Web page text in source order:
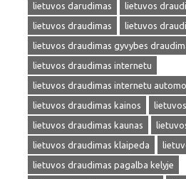
lietuvos darudimas
lietuvos
lietuvos draudimas
lietuvos
lietuvos draudimas gyvybes
lietuvos draudimas internetu
lietuvos draudimas internetu
lietuvos draudimas kainos
lietuvos draudimas kaunas
lietuvos draudimas klaipeda
lietuvos draudimas pagalba kelyje